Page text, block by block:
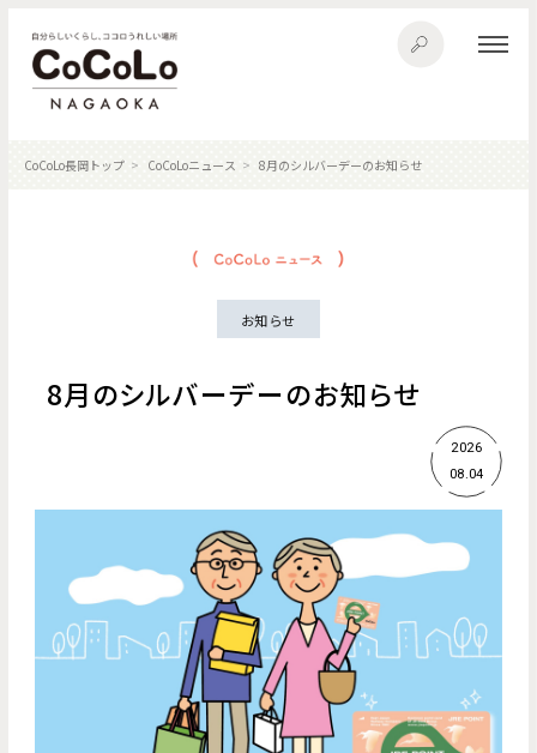
CoCoLo長岡トップ CoCoLoニュース 8月のシルバーデーのお知らせ
お知らせ
8月のシルバーデーのお知らせ
2026
08.04